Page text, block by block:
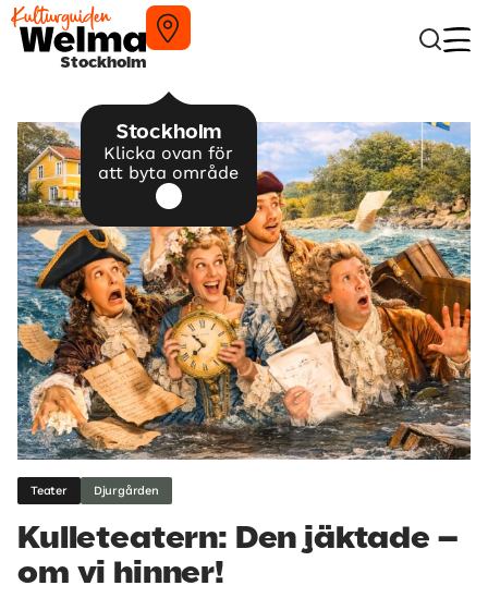
Stockholm
Stockholm
Klicka ovan för
att byta område
Teater Djurgården
Kulleteatern: Den jäktade –
om vi hinner!